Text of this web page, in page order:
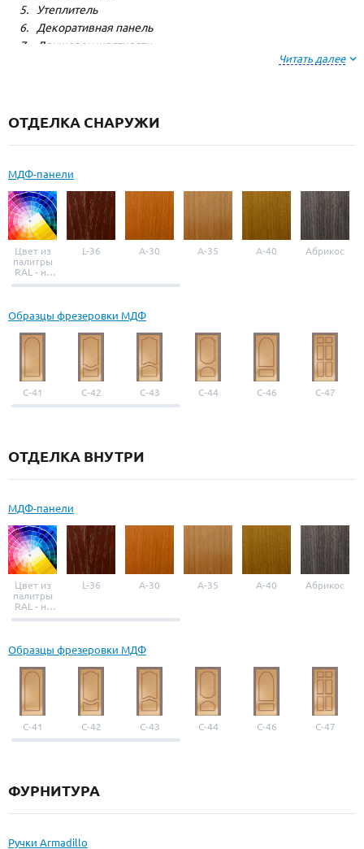
Утеплитель
Декоративная панель
Лонжерон жесткости
Читать далее
ОТДЕЛКА СНАРУЖИ
МДФ-панели
Цвет из
палитры
RAL - на
выбор
L-36 A-30 A-35 A-40 Абрикос
Образцы фрезеровки МДФ
С-41 С-42 С-43 С-44 С-46 С-47
ОТДЕЛКА ВНУТРИ
МДФ-панели
Цвет из
палитры
RAL - на
выбор
L-36 A-30 A-35 A-40 Абрикос
Образцы фрезеровки МДФ
С-41 С-42 С-43 С-44 С-46 С-47
ФУРНИТУРА
Ручки Armadillo